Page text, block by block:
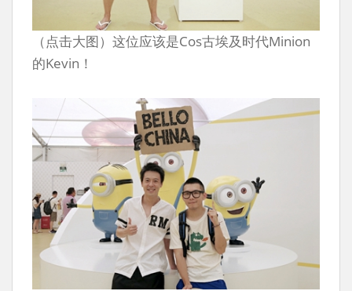
（点击大图）这位应该是Cos古埃及时代Minion
的Kevin！